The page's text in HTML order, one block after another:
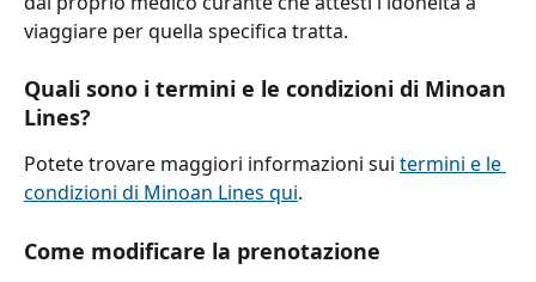
viaggiare per quella specifica tratta.
Quali sono i termini e le condizioni di Minoan
Lines?
Potete trovare maggiori informazioni sui termini e le
condizioni di Minoan Lines qui.
Come modificare la prenotazione